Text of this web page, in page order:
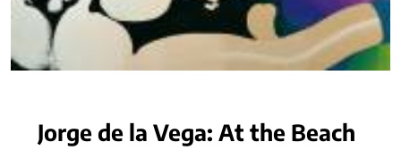
Jorge de la Vega: At the Beach